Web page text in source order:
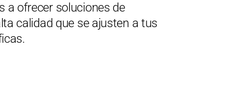
a ofrecer soluciones de
calidad que se ajusten a tus